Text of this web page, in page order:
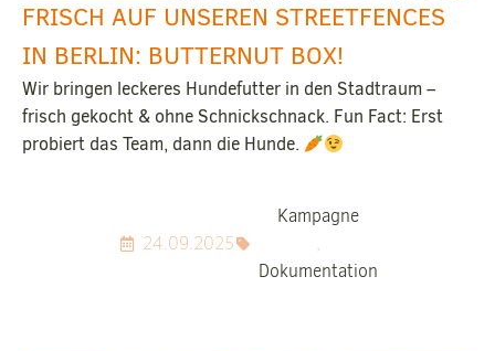
FRISCH AUF UNSEREN STREETFENCES
IN BERLIN: BUTTERNUT BOX!
Wir bringen leckeres Hundefutter in den Stadtraum –
frisch gekocht & ohne Schnickschnack. Fun Fact: Erst
probiert das Team, dann die Hunde.
24.09.2025
Kampagne
,
Dokumentation